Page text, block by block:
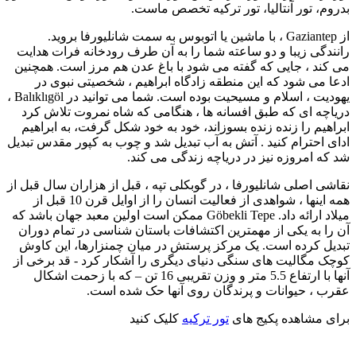
بدروم، تور آنتالیا، تور ترکیه تخصص ماست.
از Gaziantep ، با ماشین یا اتوبوس به سمت شانلیورفا بروید.
رانندگی زیبا و دو ساعته شما را به آن طرف رودخانه فرات هدایت
می کند ، جایی که گفته می شود با باغ عدن هم مرز است. همچنین
ادعا می شود كه این منطقه زادگاه ابراهیم ، شخصیتی نبوی در
یهودیت ، اسلام و مسیحیت بوده است. شما می توانید در Balıklıgöl ،
دریاچه ای که طبق افسانه ها ، هنگامی که شاه نمروت تلاش کرد
ابراهیم را زنده زنده بسوزاند، خود به خود شکل گرفت، به ابراهیم
ادای احترام کنید . آتش به آب تبدیل شد و چوب به کپور مقدس تبدیل
شد که امروزه نیز در دریاچه زندگی می کند.
نقاشی اصلی شانلیورفا ، در گوبکلی تپه ، قبل از هزاران سال قبل از
همه اینها ، شواهدی از فعالیت انسان را از اوایل قرن 10 قبل از
میلاد ارائه داد. Göbekli Tepe ممکن است اولین معبد جهان باشد که
آن را به یکی از مهمترین اکتشافات باستان شناسی در تمام دوران
تبدیل کرده است. یک مرکز پرستش در میان چمنزارها، این کاوش
کوچک مگالیت های سنگی دنیای دیگری را آشکار کرد - قد برخی از
آنها با ارتفاع 5.5 متر و وزن تقریبی 16 تن – که با زحمت اشکال
عقرب ، حیوانات و پرندگان روی آنها حک شده است.
برای مشاهده پکیج های تور ترکیه کلیک کنید